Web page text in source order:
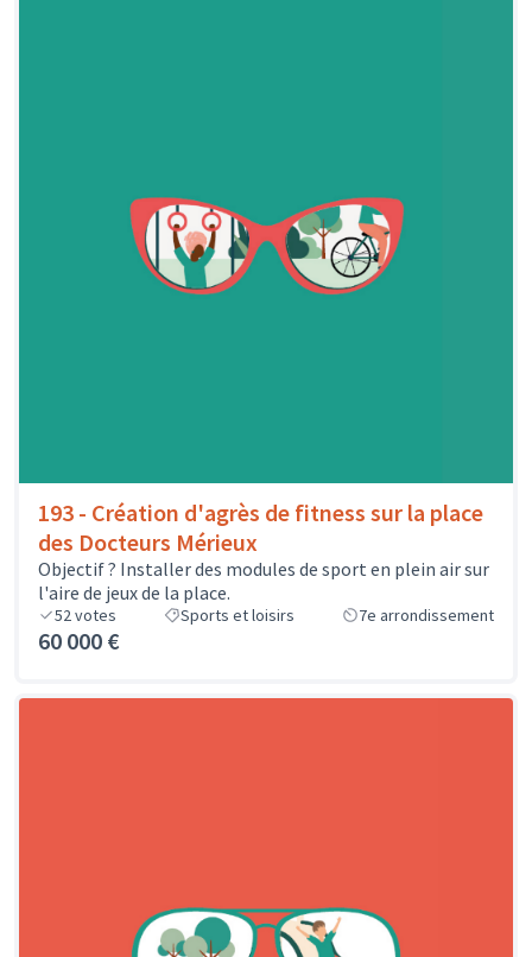
193 - Création d'agrès de fitness sur la place
des Docteurs Mérieux
Objectif ? Installer des modules de sport en plein air sur
l'aire de jeux de la place.
52votes Sports et loisirs 7e arrondissement
60 000 €